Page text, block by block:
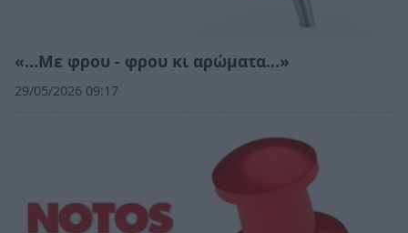
«…Με φρου - φρου κι αρώματα…»
29/05/2026 09:17